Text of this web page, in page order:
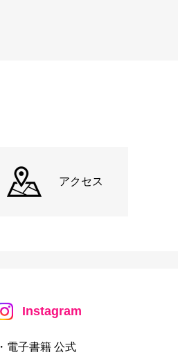
アクセス
Instagram
・電子書籍 公式